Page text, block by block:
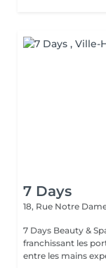
7 Days
18, Rue Notre
7 Days Beauty & Spa Bienvenue dans notre institut,
franchissant les
entre les mains